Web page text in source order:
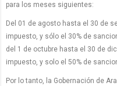
para los meses siguientes:
Del 01 de agosto hasta el 30 de
impuesto, y sólo el 30% de
del 1 de octubre hasta el 30 de
impuesto, y solo el 50% de
Por lo tanto, la Gobernación de